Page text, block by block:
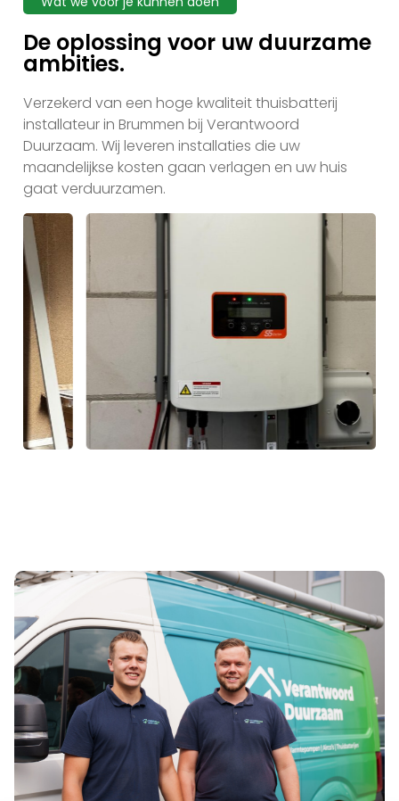
De oplossing voor uw duurzame
ambities.
Verzekerd van een hoge kwaliteit thuisbatterij
installateur in Brummen bij Verantwoord
Duurzaam. Wij leveren installaties die uw
maandelijkse kosten gaan verlagen en uw huis
gaat verduurzamen.